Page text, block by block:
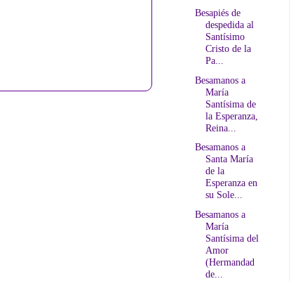
Besapiés de
despedida al
Santísimo
Cristo de la
Pa...
Besamanos a
María
Santísima de
la Esperanza,
Reina...
Besamanos a
Santa María
de la
Esperanza en
su Sole...
Besamanos a
María
Santísima del
Amor
(Hermandad
de...